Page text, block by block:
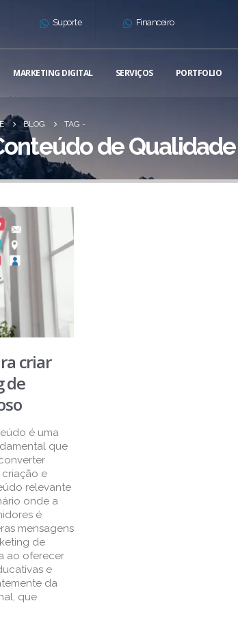
Suporte Financeiro
MARKETING DIGITAL SERVIÇOS PORTFOLIO
BLOG TAG -
de Qualidade
criar
de
é uma
que
e
relevante
onde a
é
mensagens
de
ao oferecer
e
da
que